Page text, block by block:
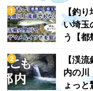
【釣り
い埼玉
う【都
【渓
内の川
ょっ